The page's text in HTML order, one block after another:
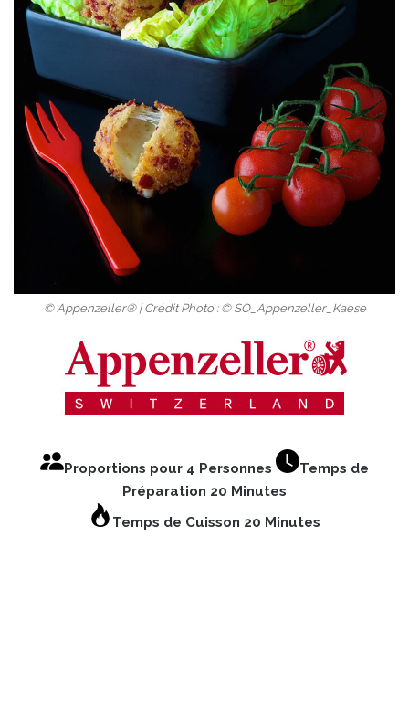
© Appenzeller® | Crédit Photo : © SO_Appenzeller_Kaese
Proportions pour 4 Personnes
Temps de
Préparation 20 Minutes
Temps de Cuisson 20 Minutes